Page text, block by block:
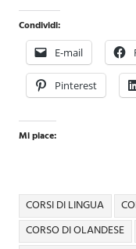
Condividi:
E-mail
Pinterest
Mi piace:
CORSI DI LINGUA
CORSO DI OLANDESE